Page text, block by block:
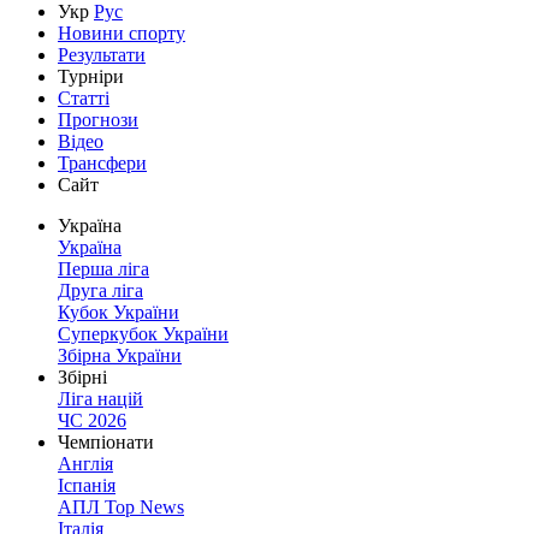
Укр Рус
Новини спорту
Результати
Турніри
Статті
Прогнози
Відео
Трансфери
Сайт
Україна
Україна
Перша ліга
Друга ліга
Кубок України
Суперкубок України
Збірна України
Збірні
Ліга націй
ЧС 2026
Чемпіонати
Англія
Іспанія
АПЛ Top News
Італія